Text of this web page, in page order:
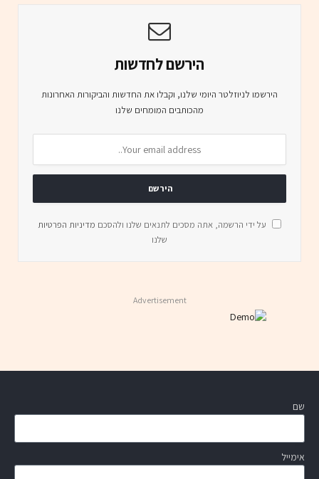
הירשם לחדשות
הירשמו לניוזלטר היומי שלנו, וקבלו את החדשות והביקורות האחרונות
מהכותבים המומחים שלנו
על ידי הרשמה, אתה מסכים לתנאים שלנו ולהסכם מדיניות הפרטיות
שלנו
Advertisement
שם
אימייל